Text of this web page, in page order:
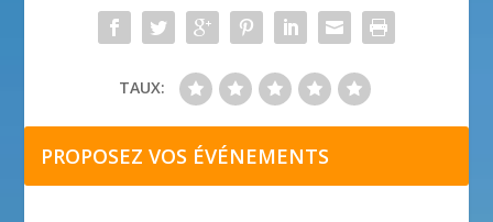
TAUX:
PROPOSEZ VOS ÉVÉNEMENTS